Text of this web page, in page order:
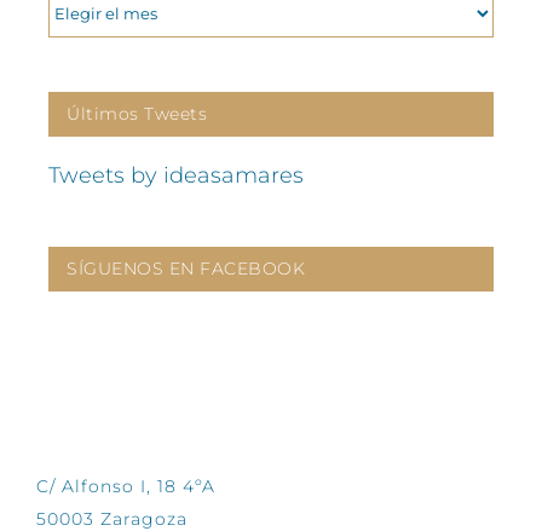
Últimos Tweets
Tweets by ideasamares
SÍGUENOS EN FACEBOOK
C/ Alfonso I, 18 4ºA
50003 Zaragoza